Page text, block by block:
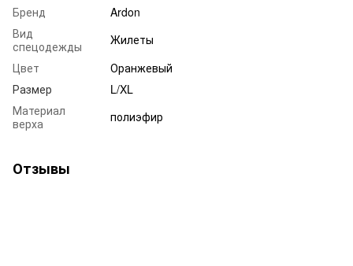
Бренд
Ardon
Вид
спецодежды
Жилеты
Цвет
Оранжевый
Размер
L/XL
Материал
верха
полиэфир
Отзывы